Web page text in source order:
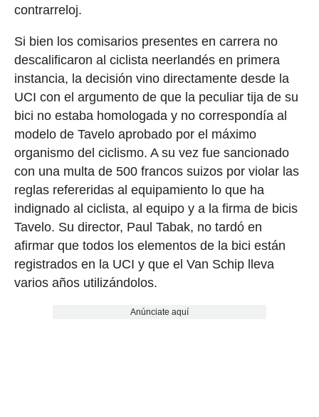
contrarreloj.
Si bien los comisarios presentes en carrera no
descalificaron al ciclista neerlandés en primera
instancia, la decisión vino directamente desde la
UCI con el argumento de que la peculiar tija de su
bici no estaba homologada y no correspondía al
modelo de Tavelo aprobado por el máximo
organismo del ciclismo. A su vez fue sancionado
con una multa de 500 francos suizos por violar las
reglas refereridas al equipamiento lo que ha
indignado al ciclista, al equipo y a la firma de bicis
Tavelo. Su director, Paul Tabak, no tardó en
afirmar que todos los elementos de la bici están
registrados en la UCI y que el Van Schip lleva
varios años utilizándolos.
Anúnciate aquí